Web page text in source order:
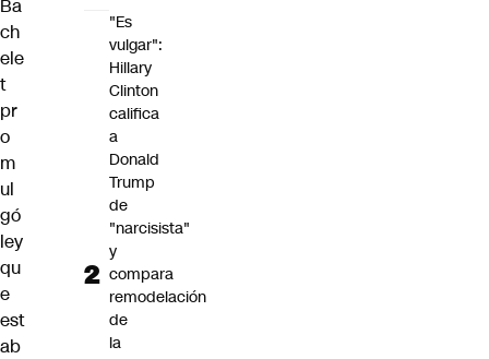
Ba
ch
ele
t
pr
o
m
ul
gó
ley
qu
e
est
ab
"Es
vulgar":
Hillary
Clinton
califica
a
Donald
Trump
de
"narcisista"
y
compara
remodelación
de
la